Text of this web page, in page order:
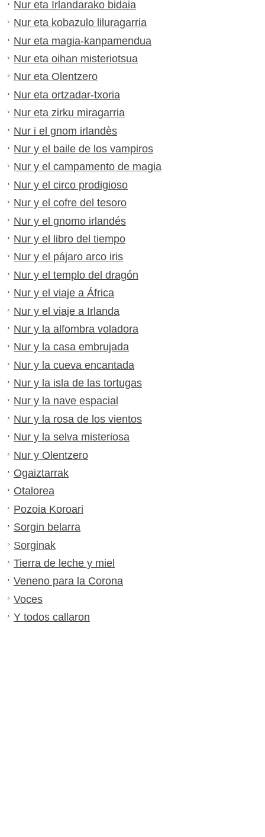
Nur eta Irlandarako bidaia
Nur eta kobazulo liluragarria
Nur eta magia-kanpamendua
Nur eta oihan misteriotsua
Nur eta Olentzero
Nur eta ortzadar-txoria
Nur eta zirku miragarria
Nur i el gnom irlandès
Nur y el baile de los vampiros
Nur y el campamento de magia
Nur y el circo prodigioso
Nur y el cofre del tesoro
Nur y el gnomo irlandés
Nur y el libro del tiempo
Nur y el pájaro arco iris
Nur y el templo del dragón
Nur y el viaje a África
Nur y el viaje a Irlanda
Nur y la alfombra voladora
Nur y la casa embrujada
Nur y la cueva encantada
Nur y la isla de las tortugas
Nur y la nave espacial
Nur y la rosa de los vientos
Nur y la selva misteriosa
Nur y Olentzero
Ogaiztarrak
Otalorea
Pozoia Koroari
Sorgin belarra
Sorginak
Tierra de leche y miel
Veneno para la Corona
Voces
Y todos callaron